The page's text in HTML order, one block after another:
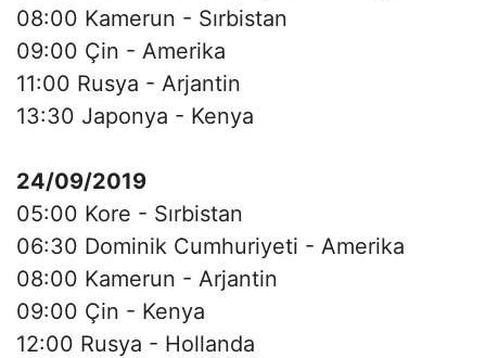
08:00 Kamerun - Sırbistan
09:00 Çin - Amerika
11:00 Rusya - Arjantin
13:30 Japonya - Kenya
24/09/2019
05:00 Kore - Sırbistan
06:30 Dominik Cumhuriyeti - Amerika
08:00 Kamerun - Arjantin
09:00 Çin - Kenya
12:00 Rusya - Hollanda